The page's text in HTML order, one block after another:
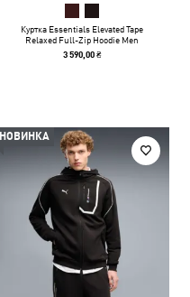
Куртка Essentials Elevated Tape
Relaxed Full-Zip Hoodie Men
3 590,00 ₴
НОВИНКА